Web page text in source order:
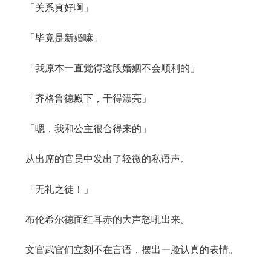
「关系真好啊」
「毕竟是新婚嘛」
「我原本一直觉得这段婚姻不会顺利的」
「齐格鲁德殿下，干得漂亮」
「嗯，我和公主很合得来的」
从出席的官员中发出了轻微的私语声。
「无礼之徒！」
布伦希尔德面红耳赤的大声怒吼出来。
文官武官们立刻不在言语，摆出一脸认真的表情。